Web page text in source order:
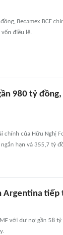
Becamex BCE
vốn điều lệ.
980 tỷ
chính của Hữu Nghị
hạn và 355,7 tỷ
Argentina tiếp
với dư nợ gần 58